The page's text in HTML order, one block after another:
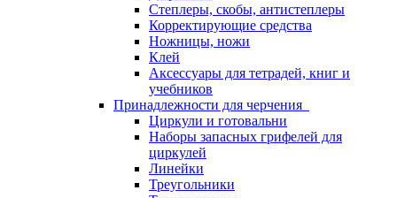
Степлеры, скобы, антистеплеры
Корректирующие средства
Ножницы, ножи
Клей
Аксессуары для тетрадей, книг и
учебников
Принадлежности для черчения
Циркули и готовальни
Наборы запасных грифелей для
циркулей
Линейки
Треугольники